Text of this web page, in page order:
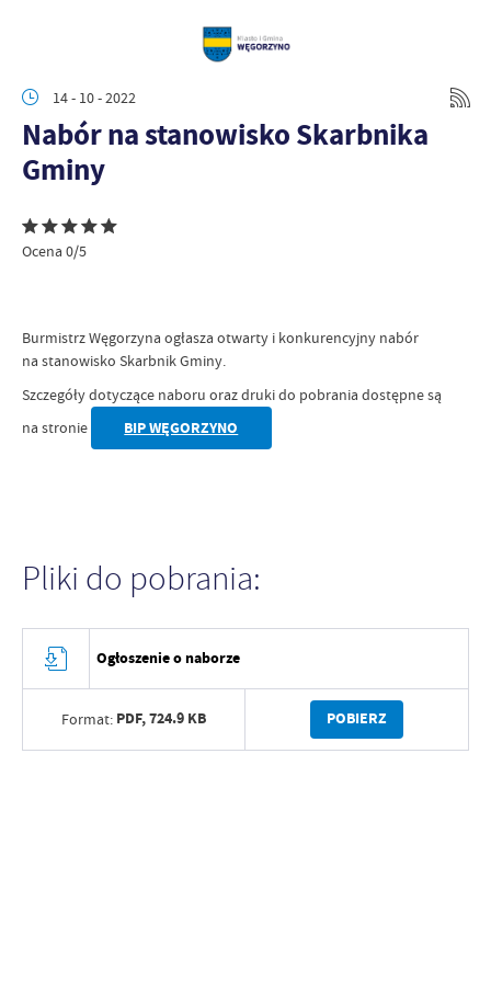
14 - 10 - 2022
Nabór na stanowisko Skarbnika
Gminy
Ocena 0/5
Burmistrz Węgorzyna ogłasza otwarty i konkurencyjny nabór
na stanowisko Skarbnik Gminy.
Szczegóły dotyczące naboru oraz druki do pobrania dostępne są
na stronie
BIP WĘGORZYNO
Pliki do pobrania:
Ogłoszenie o naborze
Format: PDF,724.9 KB POBIERZ